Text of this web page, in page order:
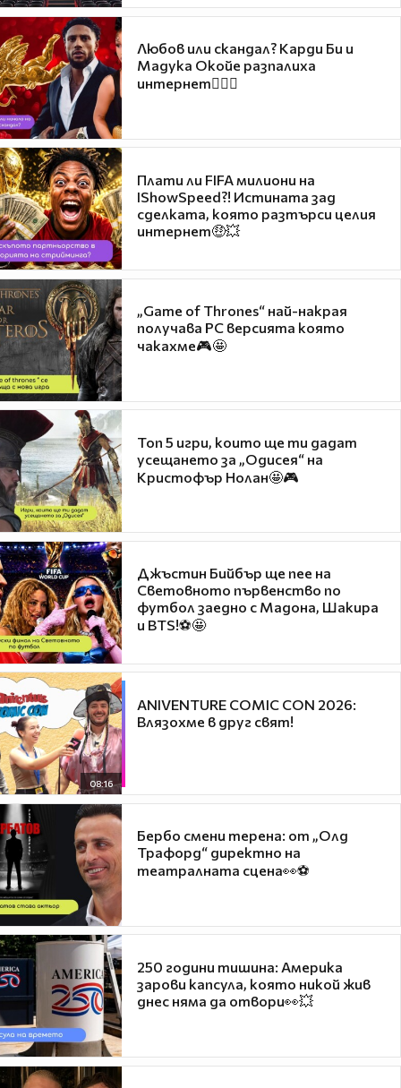
Любов или скандал? Карди Би и
Мадука Окойе разпалиха
интернет❤️‍🔥🔥
Плати ли FIFA милиони на
IShowSpeed?! Истината зад
сделката, която разтърси целия
интернет🤑💥
„Game of Thrones“ най-накрая
получава PC версията която
чакахме🎮🤩
Топ 5 игри, които ще ти дадат
усещането за „Одисея“ на
Кристофър Нолан🤩🎮
Джъстин Бийбър ще пее на
Световното първенство по
футбол заедно с Мадона, Шакира
и BTS!⚽🤩
08:16
ANIVENTURE COMIC CON 2026:
Влязохме в друг свят!
Бербо смени терена: от „Олд
Трафорд“ директно на
театралната сцена👀⚽
250 години тишина: Америка
зарови капсула, която никой жив
днес няма да отвори👀💥